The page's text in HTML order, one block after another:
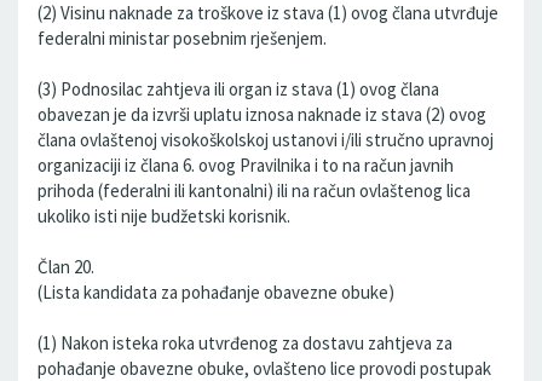
(2) Visinu naknade za troškove iz stava (1) ovog člana utvrđuje
federalni ministar posebnim rješenjem.
(3) Podnosilac zahtjeva ili organ iz stava (1) ovog člana
obavezan je da izvrši uplatu iznosa naknade iz stava (2) ovog
člana ovlaštenoj visokoškolskoj ustanovi i/ili stručno upravnoj
organizaciji iz člana 6. ovog Pravilnika i to na račun javnih
prihoda (federalni ili kantonalni) ili na račun ovlaštenog lica
ukoliko isti nije budžetski korisnik.
Član 20.
(Lista kandidata za pohađanje obavezne obuke)
(1) Nakon isteka roka utvrđenog za dostavu zahtjeva za
pohađanje obavezne obuke, ovlašteno lice provodi postupak